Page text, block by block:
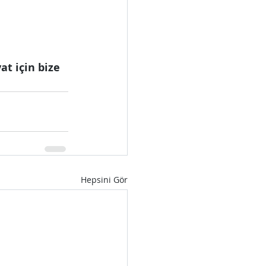
için bize
Hepsini Gör